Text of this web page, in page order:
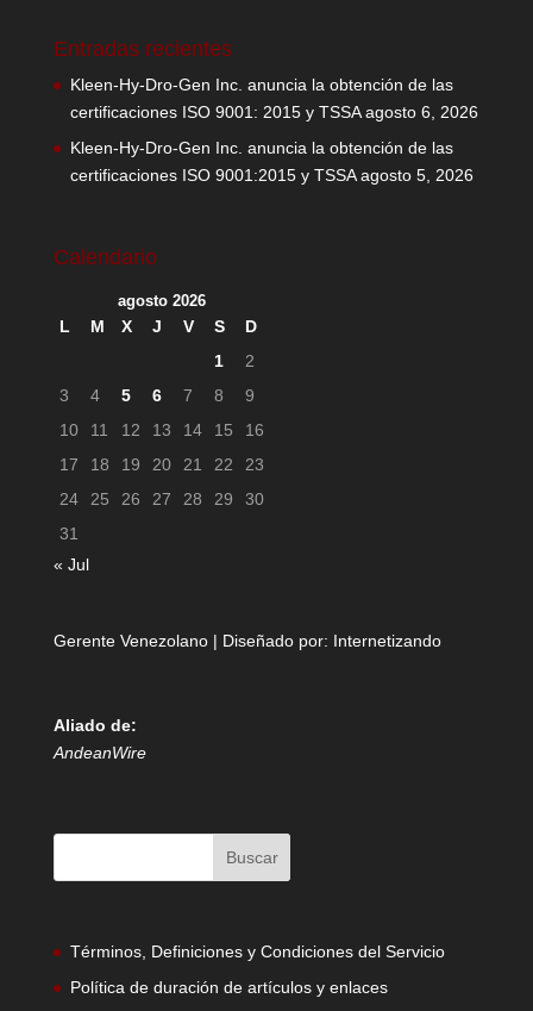
Entradas recientes
Kleen-Hy-Dro-Gen Inc. anuncia la obtención de las
certificaciones ISO 9001: 2015 y TSSA agosto 6, 2026
Kleen-Hy-Dro-Gen Inc. anuncia la obtención de las
certificaciones ISO 9001:2015 y TSSA agosto 5, 2026
Calendario
agosto 2026
L M X J V S
D
1
2
3
4 5 6 7 8
9
10
11 12 13 14 15
16
17
18 19 20 21 22
23
24
25 26 27 28 29
30
31
« Jul
Gerente Venezolano | Diseñado por: Internetizando
Aliado de:
AndeanWire
Términos, Definiciones y Condiciones del Servicio
Política de duración de artículos y enlaces